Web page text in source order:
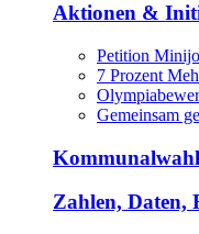
Aktionen &
Petition
7 Prozent
Gemeinsam
Zahlen, Daten,